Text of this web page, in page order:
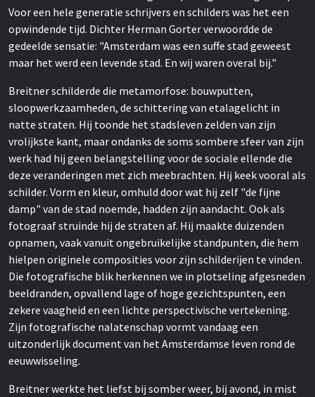
Voor een hele generatie schrijvers en schilders was het een
opwindende tijd. Dichter Herman Gorter verwoordde de
gedeelde sensatie: "Amsterdam was een suffe stad geweest
maar het werd een levende stad. En wij waren overal bij."
Breitner schilderde die metamorfose: bouwputten,
sloopwerkzaamheden, de schittering van etalagelicht in
natte straten. Hij toonde het stadsleven zelden van zijn
vrolijkste kant, maar ondanks de soms sombere sfeer van zijn
werk had hij geen belangstelling voor de sociale ellende die
deze veranderingen met zich meebrachten. Hij keek vooral als
schilder. Vorm en kleur, omhuld door wat hij zelf "de fijne
damp" van de stad noemde, hadden zijn aandacht. Ook als
fotograaf struinde hij de straten af. Hij maakte duizenden
opnamen, vaak vanuit ongebruikelijke standpunten, die hem
hielpen originele composities voor zijn schilderijen te vinden.
Die fotografische blik herkennen we in plotseling afgesneden
beeldranden, opvallend lage of hoge gezichtspunten, een
zekere vaagheid en een lichte perspectivische vertekening.
Zijn fotografische nalatenschap vormt vandaag een
uitzonderlijk document van het Amsterdamse leven rond de
eeuwwisseling.
Breitner werkte het liefst bij somber weer, bij avond, in mist